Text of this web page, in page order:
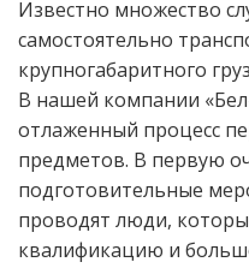
Известно множество
самостоятельно
крупногабаритного
В нашей компании
отлаженный процесс
предметов. В первую
подготовительные
проводят люди,
квалификацию и